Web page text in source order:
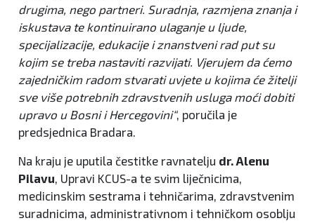
drugima, nego partneri. Suradnja, razmjena znanja i
iskustava te kontinuirano ulaganje u ljude,
specijalizacije, edukacije i znanstveni rad put su
kojim se treba nastaviti razvijati. Vjerujem da ćemo
zajedničkim radom stvarati uvjete u kojima će žitelji
sve više potrebnih zdravstvenih usluga moći dobiti
upravo u Bosni i Hercegovini“, poručila je
predsjednica Bradara.
Na kraju je uputila čestitke ravnatelju dr. Alenu
Pilavu, Upravi KCUS-a te svim liječnicima,
medicinskim sestrama i tehničarima, zdravstvenim
suradnicima, administrativnom i tehničkom osoblju